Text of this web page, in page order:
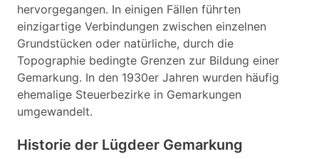
hervorgegangen. In einigen Fällen führten
einzigartige Verbindungen zwischen einzelnen
Grundstücken oder natürliche, durch die
Topographie bedingte Grenzen zur Bildung einer
Gemarkung. In den 1930er Jahren wurden häufig
ehemalige Steuerbezirke in Gemarkungen
umgewandelt.
Historie der Lügdeer Gemarkung